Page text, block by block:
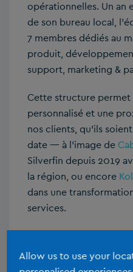
opérationnelles. Un an
de son bureau local,
7 membres dédiés au
produit,
support, marketing &
Cette structure
personnalisé et une
nos clients, qu’ils
date — à l’image de
Silverfin depuis 2019
la région, ou encore
dans une
services.
disponible en français
les mises à jour et
Allow us to use your